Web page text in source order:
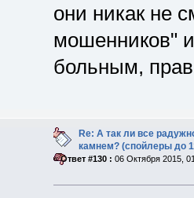
они никак не
мошенников"
больным,
Re: А так ли все
камнем? (спойлеры до
«Ответ #130 : 06 Октября 2015,